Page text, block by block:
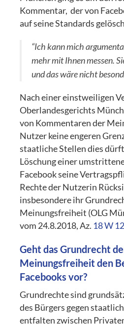
Kommentar, der von
auf seine Standards
“Ich kann mich
mehr mit Ihnen messen.
und das wäre nicht
Nach einer einstweiligen
Oberlandesgerichts
von Kommentaren der
Nutzer keine engeren
staatliche Stellen dies
Löschung einer
Facebook seine
Rechte der Nutzerin
insbesondere ihr
Meinungsfreiheit (OLG
vom 24.8.2018, Az. 18 W
Geht das Grundrecht
Meinungsfreiheit den
Facebooks vor?
Grundrechte sind
des Bürgers gegen
entfalten zwischen